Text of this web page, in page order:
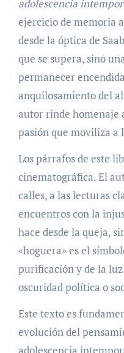
adolescencia
ejercicio de memoria
desde la óptica de
que se supera, sino
permanecer
anquilosamiento del
autor rinde homenaje
pasión que moviliza a
Los párrafos de este
cinematográfica. El
calles, a las lecturas
encuentros con la
hace desde la queja,
«hoguera» es el
purificación y de la
oscuridad política o
Este texto es
evolución del